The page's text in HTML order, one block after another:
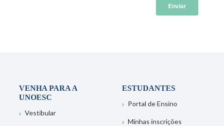
VENHA PARA A
UNOESC
Vestibular
ESTUDANTES
Portal de Ensino
Minhas inscrições